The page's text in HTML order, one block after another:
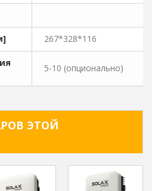
267*328*116
5-10 (опционально)
ЭТОЙ